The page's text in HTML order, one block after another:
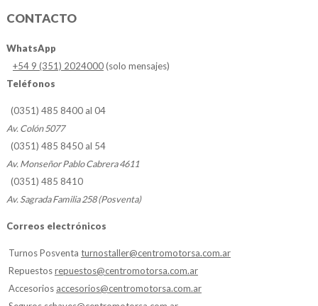
CONTACTO
WhatsApp
+54 9 (351) 2024000(solo mensajes)
Teléfonos
(0351) 485 8400 al 04
Av. Colón 5077
(0351) 485 8450 al 54
Av. Monseñor Pablo Cabrera 4611
(0351) 485 8410
Av. Sagrada Familia 258 (Posventa)
Correos electrónicos
Turnos Posventa turnostaller@centromotorsa.com.ar
Repuestosrepuestos@centromotorsa.com.ar
Accesorios accesorios@centromotorsa.com.ar